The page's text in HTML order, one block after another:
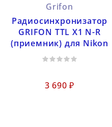
Grifon
Радиосинхронизатор
GRIFON TTL X1 N-R
(приемник) для Nikon
3 690 ₽